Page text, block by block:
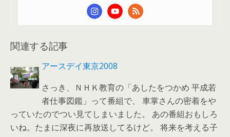
関連する記事
アースデイ東京2008
さっき、ＮＨＫ教育の「あしたをつかめ 平成若
者仕事図鑑」って番組で、 車掌さんの密着をや
っていたのでつい見てしまいました。 あの番組おもしろ
いね。たまに深夜に再放送してるけど。 将来を考える子